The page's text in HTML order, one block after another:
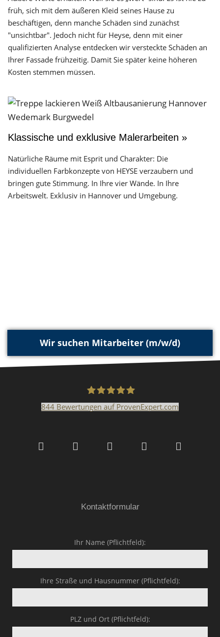
früh, sich mit dem äußeren Kleid seines Hause zu
beschäftigen, denn manche Schäden sind zunächst
"unsichtbar". Jedoch nicht für Heyse, denn mit einer
qualifizierten Analyse entdecken wir versteckte Schäden an
Ihrer Fassade frühzeitig. Damit Sie später keine höheren
Kosten stemmen müssen.
Klassische und exklusive Malerarbeiten »
Natürliche Räume mit Esprit und Charakter: Die
individuellen Farbkonzepte von HEYSE verzaubern und
bringen gute Stimmung. In Ihre vier Wände. In Ihre
Arbeitswelt. Exklusiv in Hannover und Umgebung.
Wir suchen Mitarbeiter (m/w/d)
GmbH & Co.KG
844 Bewertungen auf ProvenExpert.com
Kontaktformular
Ihr Name (Pflichtfeld):
Ihre Straße und Hausnummer (Pflichtfeld):
PLZ und Ort (Pflichtfeld):